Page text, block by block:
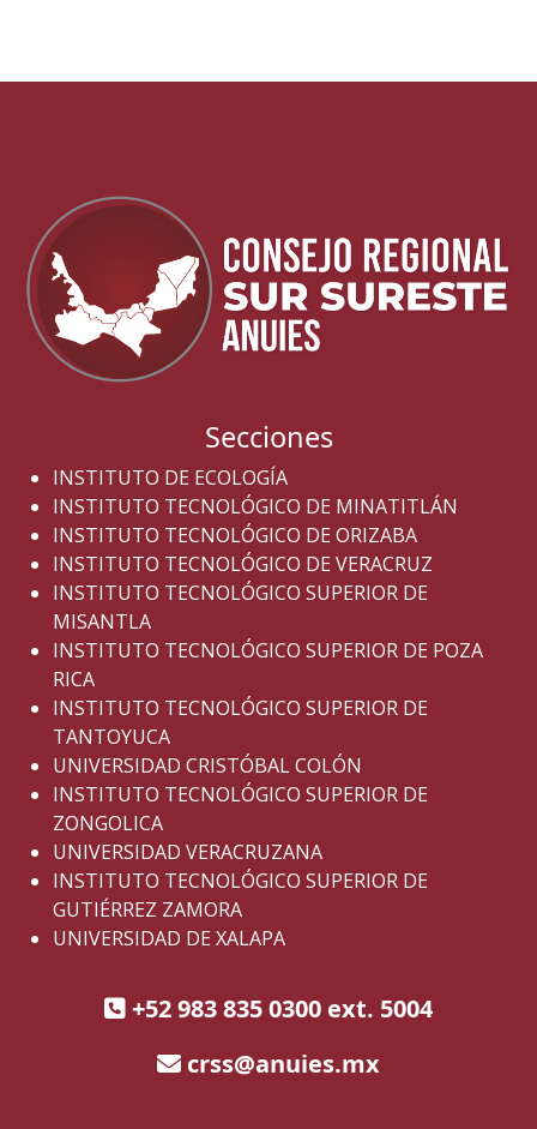
Secciones
INSTITUTO DE ECOLOGÍA
INSTITUTO TECNOLÓGICO DE MINATITLÁN
INSTITUTO TECNOLÓGICO DE ORIZABA
INSTITUTO TECNOLÓGICO DE VERACRUZ
INSTITUTO TECNOLÓGICO SUPERIOR DE
MISANTLA
INSTITUTO TECNOLÓGICO SUPERIOR DE POZA
RICA
INSTITUTO TECNOLÓGICO SUPERIOR DE
TANTOYUCA
UNIVERSIDAD CRISTÓBAL COLÓN
INSTITUTO TECNOLÓGICO SUPERIOR DE
ZONGOLICA
UNIVERSIDAD VERACRUZANA
INSTITUTO TECNOLÓGICO SUPERIOR DE
GUTIÉRREZ ZAMORA
UNIVERSIDAD DE XALAPA
+52 983 835 0300 ext. 5004
crss@anuies.mx